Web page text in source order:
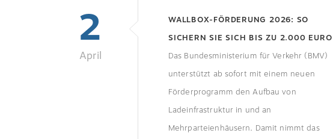
2
April
WALLBOX-FÖRDERUNG 2026: SO
SICHERN SIE SICH BIS ZU 2.000 EURO
PRO STELLPLATZ
Das Bundesministerium für Verkehr (BMV)
unterstützt ab sofort mit einem neuen
Förderprogramm den Aufbau von
Ladeinfrastruktur in und an
Mehrparteienhäusern. Damit nimmt das